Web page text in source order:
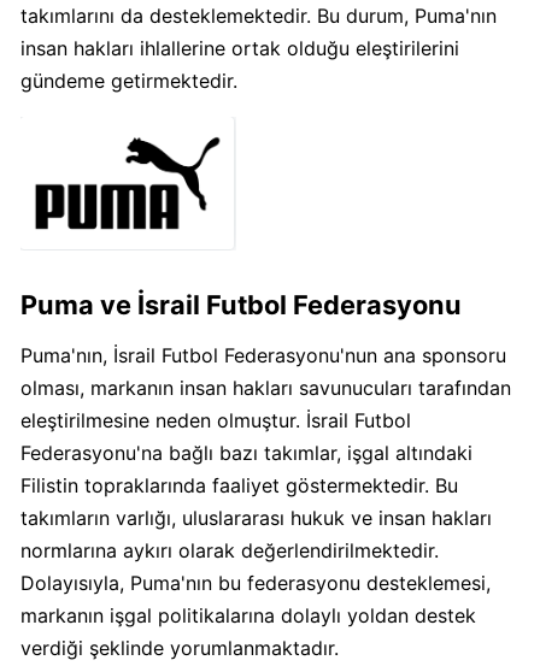
Algida
Boykot
mu?
Algida
Kimin?
King
Boykot
mu?
Burger
King
Kimin
Sahibi
Kim?
Carrefour
Boykot
mu?
Carrefour
takımlarını da desteklemektedir. Bu durum, Puma'nın
insan hakları ihlallerine ortak olduğu eleştirilerini
gündeme getirmektedir.
Puma ve İsrail Futbol Federasyonu
Puma'nın, İsrail Futbol Federasyonu'nun ana sponsoru
olması, markanın insan hakları savunucuları tarafından
eleştirilmesine neden olmuştur. İsrail Futbol
Federasyonu'na bağlı bazı takımlar, işgal altındaki
Filistin topraklarında faaliyet göstermektedir. Bu
takımların varlığı, uluslararası hukuk ve insan hakları
normlarına aykırı olarak değerlendirilmektedir.
Dolayısıyla, Puma'nın bu federasyonu desteklemesi,
markanın işgal politikalarına dolaylı yoldan destek
verdiği şeklinde yorumlanmaktadır.